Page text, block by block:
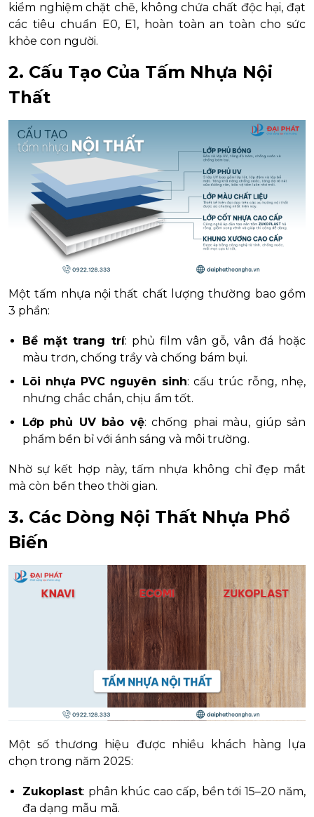
kiểm nghiệm chặt chẽ, không chứa chất độc hại, đạt
các tiêu chuẩn E0, E1, hoàn toàn an toàn cho sức
khỏe con người.
2. Cấu Tạo Của Tấm Nhựa Nội
Thất
Một tấm nhựa nội thất chất lượng thường bao gồm
3 phần:
Bề mặt trang trí: phủ film vân gỗ, vân đá hoặc
màu trơn, chống trầy và chống bám bụi.
Lõi nhựa PVC nguyên sinh: cấu trúc rỗng, nhẹ,
nhưng chắc chắn, chịu ẩm tốt.
Lớp phủ UV bảo vệ: chống phai màu, giúp sản
phẩm bền bỉ với ánh sáng và môi trường.
Nhờ sự kết hợp này, tấm nhựa không chỉ đẹp mắt
mà còn bền theo thời gian.
3. Các Dòng Nội Thất Nhựa Phổ
Biến
Một số thương hiệu được nhiều khách hàng lựa
chọn trong năm 2025:
Zukoplast: phân khúc cao cấp, bền tới 15–20 năm,
đa dạng mẫu mã.